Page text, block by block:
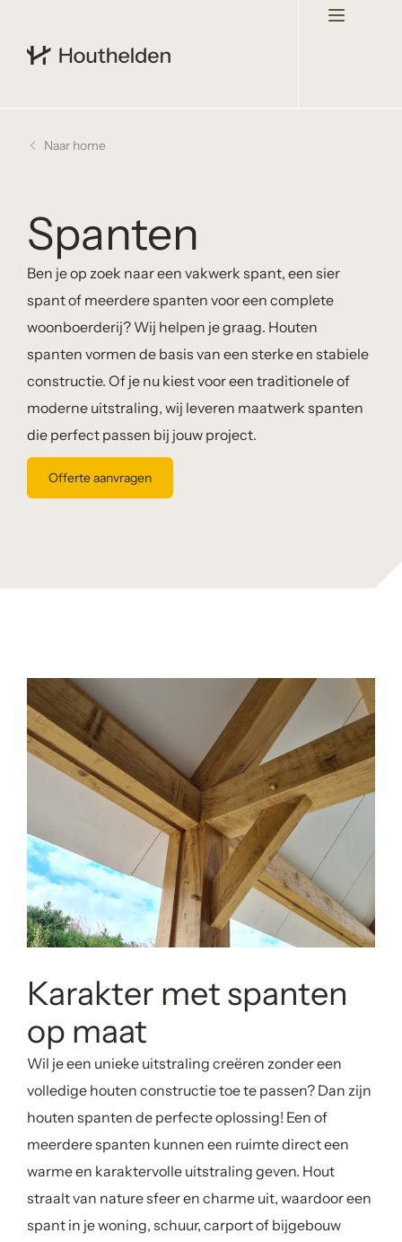
Naar home
Spanten
Ben je op zoek naar een vakwerk spant, een sier
spant of meerdere spanten voor een complete
woonboerderij? Wij helpen je graag. Houten
spanten vormen de basis van een sterke en stabiele
constructie. Of je nu kiest voor een traditionele of
moderne uitstraling, wij leveren maatwerk spanten
die perfect passen bij jouw project.
Offerte aanvragen
Karakter met spanten
op maat
Wil je een unieke uitstraling creëren zonder een
volledige houten constructie toe te passen? Dan zijn
houten spanten de perfecte oplossing! Een of
meerdere spanten kunnen een ruimte direct een
warme en karaktervolle uitstraling geven. Hout
straalt van nature sfeer en charme uit, waardoor een
spant in je woning, schuur, carport of bijgebouw